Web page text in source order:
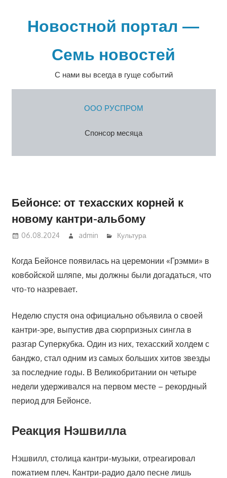
содержимомуНовостной портал —
Семь новостей
С нами вы всегда в гуще событий
ООО РУСПРОМ
Спонсор месяца
Бейонсе: от техасских корней к
новому кантри-альбому
06.08.2024 admin Культура
Когда Бейонсе появилась на церемонии «Грэмми» в
ковбойской шляпе, мы должны были догадаться, что
что-то назревает.
Неделю спустя она официально объявила о своей
кантри-эре, выпустив два сюрпризных сингла в
разгар Суперкубка. Один из них, техасский холдем с
банджо, стал одним из самых больших хитов звезды
за последние годы. В Великобритании он четыре
недели удерживался на первом месте – рекордный
период для Бейонсе.
Реакция Нэшвилла
Нэшвилл, столица кантри-музыки, отреагировал
пожатием плеч. Кантри-радио дало песне лишь